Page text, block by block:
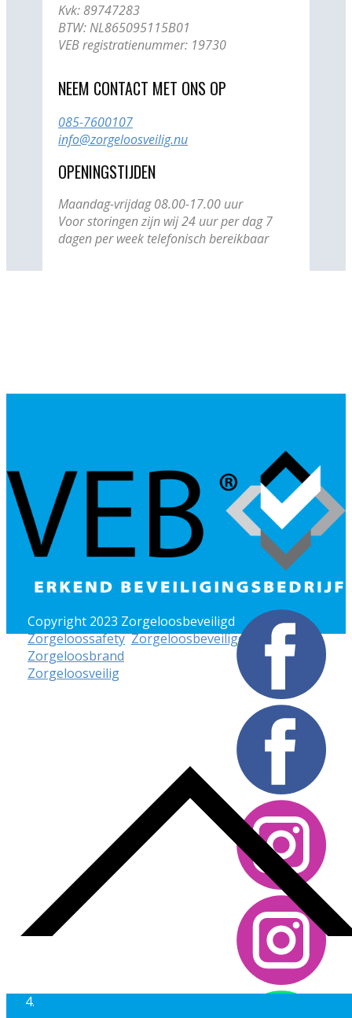
Kvk: ​89747283
BTW: NL865095115B01
VEB registratienummer: 19730
NEEM CONTACT MET ONS OP
085-7600107
info@zorgeloosveilig.nu
OPENINGSTIJDEN
Maandag-vrijdag 08.00-17.00 uur
Voor storingen zijn wij 24 uur per dag 7
dagen per week telefonisch bereikbaar
Copyright 2023 Zorgeloosbeveiligd
Zorgeloossafety,Zorgeloosbeveiligd
Zorgeloosbrand
Zorgeloosveilig